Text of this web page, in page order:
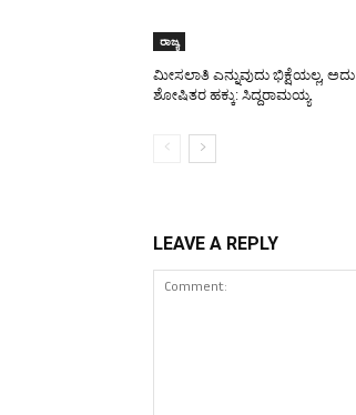
ರಾಜ್ಯ
ಮೀಸಲಾತಿ ಎನ್ನುವುದು ಭಿಕ್ಷೆಯಲ್ಲ, ಅದು
ಶೋಷಿತರ ಹಕ್ಕು: ಸಿದ್ದರಾಮಯ್ಯ
LEAVE A REPLY